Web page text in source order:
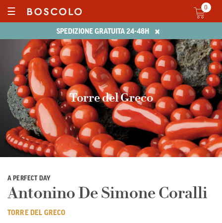
SPEDIZIONE GRATUITA 24-48H ×
☰ 0
Torre del Greco
A PERFECT DAY
Antonino De Simone Coralli
TORRE DEL GRECO